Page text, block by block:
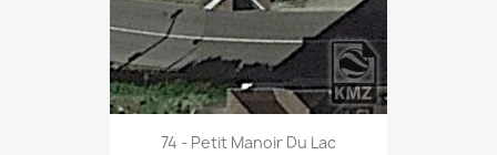
74 - Petit Manoir Du Lac